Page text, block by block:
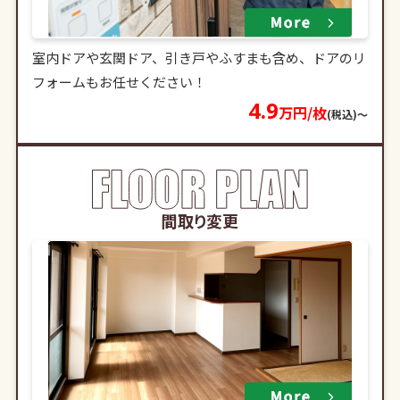
室内ドアや玄関ドア、引き戸やふすまも含め、ドアのリ
フォームもお任せください！
4.9万円/枚(税込)〜
間取り変更